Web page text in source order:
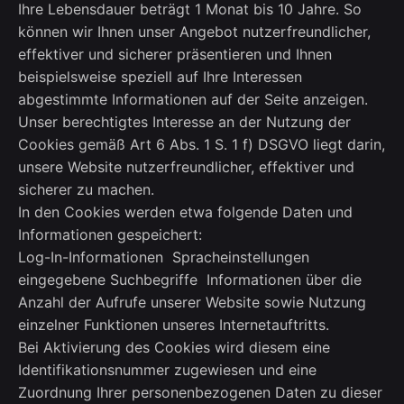
Ihre Lebensdauer beträgt 1 Monat bis 10 Jahre. So
können wir Ihnen unser Angebot nutzerfreundlicher,
effektiver und sicherer präsentieren und Ihnen
beispielsweise speziell auf Ihre Interessen
abgestimmte Informationen auf der Seite anzeigen.
Unser berechtigtes Interesse an der Nutzung der
Cookies gemäß Art 6 Abs. 1 S. 1 f) DSGVO liegt darin,
unsere Website nutzerfreundlicher, effektiver und
sicherer zu machen.
In den Cookies werden etwa folgende Daten und
Informationen gespeichert:
Log-In-Informationen Spracheinstellungen
eingegebene Suchbegriffe Informationen über die
Anzahl der Aufrufe unserer Website sowie Nutzung
einzelner Funktionen unseres Internetauftritts.
Bei Aktivierung des Cookies wird diesem eine
Identifikationsnummer zugewiesen und eine
Zuordnung Ihrer personenbezogenen Daten zu dieser